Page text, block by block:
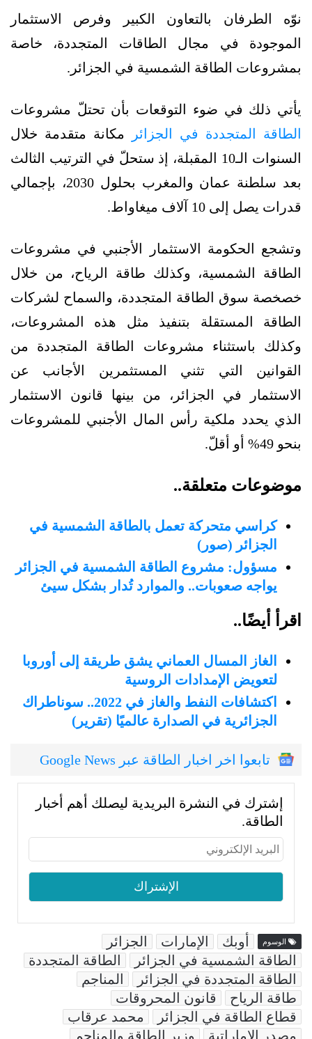
نوّه الطرفان بالتعاون الكبير وفرص الاستثمار
الموجودة في مجال الطاقات المتجددة، خاصة
بمشروعات الطاقة الشمسية في الجزائر.
يأتي ذلك في ضوء التوقعات بأن تحتلّ مشروعات
الطاقة المتجددة في الجزائر
مكانة متقدمة خلال
السنوات الـ10 المقبلة، إذ ستحلّ في الترتيب الثالث
بعد سلطنة عمان والمغرب بحلول 2030، بإجمالي
قدرات يصل إلى 10 آلاف ميغاواط.
وتشجع الحكومة الاستثمار الأجنبي في مشروعات
الطاقة الشمسية، وكذلك طاقة الرياح، من خلال
خصخصة سوق الطاقة المتجددة، والسماح لشركات
الطاقة المستقلة بتنفيذ مثل هذه المشروعات،
وكذلك باستثناء مشروعات الطاقة المتجددة من
القوانين التي تثني المستثمرين الأجانب عن
الاستثمار في الجزائر، من بينها قانون الاستثمار
الذي يحدد ملكية رأس المال الأجنبي للمشروعات
بنحو 49% أو أقلّ.
موضوعات متعلقة..
كراسي متحركة تعمل بالطاقة الشمسية في
الجزائر (صور)
مسؤول: مشروع الطاقة الشمسية في الجزائر
يواجه صعوبات.. والموارد تُدار بشكل سيئ
اقرأ أيضًا..
الغاز المسال العماني يشق طريقة إلى أوروبا
لتعويض الإمدادات الروسية
اكتشافات النفط والغاز في 2022.. سوناطراك
الجزائرية في الصدارة عالميًا (تقرير)
تابعوا اخر اخبار الطاقة عبر Google News
إشترك في النشرة البريدية ليصلك أهم أخبار
الطاقة.
الوسوم أوبك الإمارات
الجزائر
الطاقة الشمسية في الجزائر
الطاقة المتجددة
الطاقة المتجددة في الجزائر
المناجم
طاقة الرياح
قانون المحروقات
قطاع الطاقة في الجزائر
محمد عرقاب
مصدر الإماراتية
وزير الطاقة والمناجم